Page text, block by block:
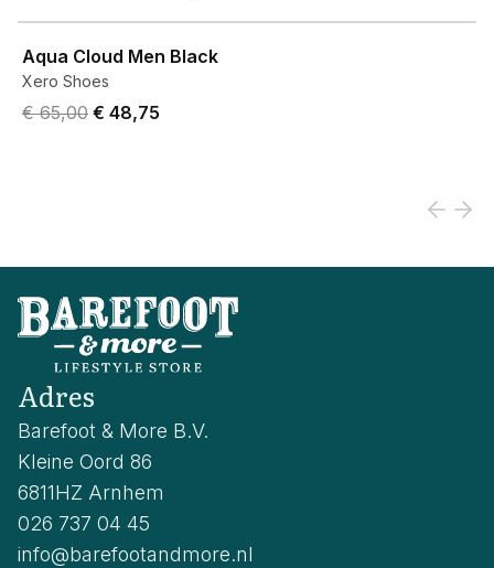
Aqua Cloud Men Black
Xero Shoes
Original price was € 65,00.
€ 65,00 Current price is € 48,75.
€ 48,75
Adres
Barefoot & More B.V.
Kleine Oord 86
6811HZ Arnhem
026 737 04 45
info@barefootandmore.nl